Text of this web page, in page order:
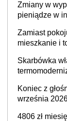
Zmiany w
pieniądze w
Zamiast
mieszkanie i
roku życia
Skarbówka
Koniec z
września
4806 zł